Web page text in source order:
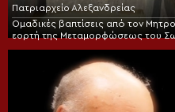
Πατριαρχείο Αλεξανδρείας
Ομαδικές βαπτίσεις από τον
εορτή της Μεταμορφώσεως του